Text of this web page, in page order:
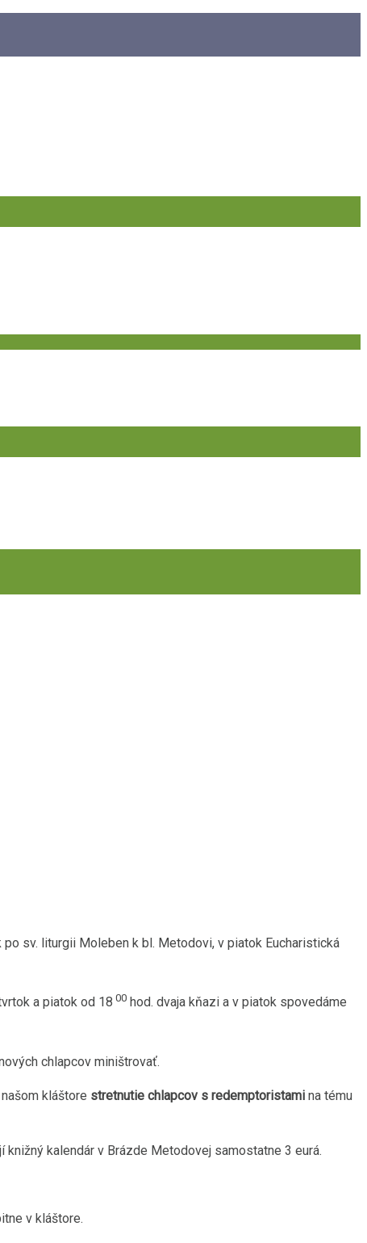
sv. liturgii Moleben k bl. Metodovi, v piatok Eucharistická
a piatok od 18 00 hod. dvaja kňazi a v piatok spovedáme
chlapcov miništrovať.
kláštore stretnutie chlapcov s redemptoristami na tému
kalendár v Brázde Metodovej samostatne 3 eurá.
v kláštore.